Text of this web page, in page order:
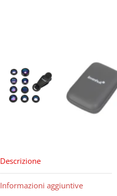
Descrizione
Informazioni aggiuntive